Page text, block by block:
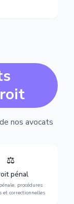
nos avocats
⚖️
pénal
procédures
et correctionnelles
matière pénale,
procès, pour
correctionnelle